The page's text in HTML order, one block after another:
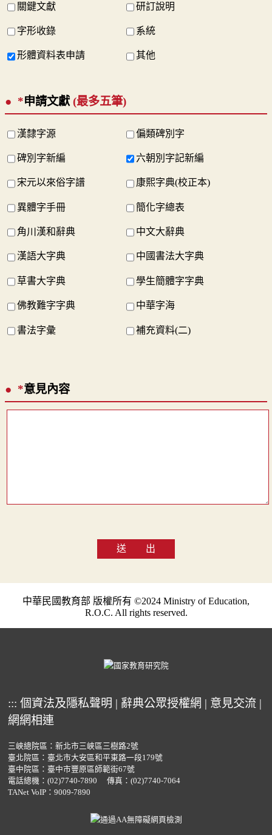
關鍵文獻 研訂說明
字形收錄 系統
形體資料表申請 其他
*申請文獻 (最多五筆)
漢隸字源 偏類碑別字
碑別字新編 六朝別字記新編
宋元以來俗字譜 康熙字典(校正本)
異體字手冊 簡化字總表
角川漢和辭典 中文大辭典
漢語大字典 中國書法大字典
草書大字典 學生簡體字字典
佛教難字字典 中華字海
書法字彙 補充資料(二)
*意見內容
送 出
中華民國教育部 版權所有 ©2024 Ministry of Education,
R.O.C. All rights reserved.
::: 個資法及隱私聲明 | 辭典公眾授權網 | 意見交流 |
網網相連
三峽總院區：新北市三峽區三樹路2號
臺北院區：臺北市大安區和平東路一段179號
臺中院區：臺中市豐原區師範街67號
電話總機： (02)7740-7890
傳真：(02)7740-7064
TANet VoIP：9009-7890